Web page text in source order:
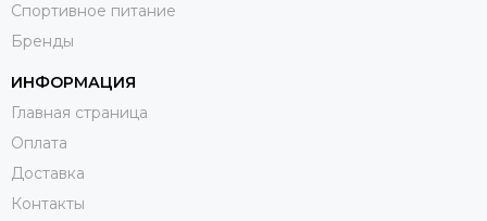
Спортивное питание
Бренды
ИНФОРМАЦИЯ
Главная страница
Оплата
Доставка
Контакты